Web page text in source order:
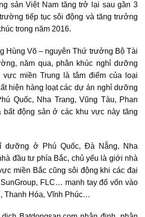
sản Việt Nam tăng trở lại sau gần 3
tiếp tục sôi động và tăng trưởng
trong năm 2016.
Hùng Võ – nguyên Thứ trưởng Bộ Tài
năm qua, phân khúc nghỉ dưỡng
vực miền Trung là tâm điểm của loại
hiện hàng loạt các dự án nghỉ dưỡng
Quốc, Nha Trang, Vũng Tàu, Phan
động sản ở các khu vực này tăng
dưỡng ở Phú Quốc, Đà Nẵng, Nha
đầu tư phía Bắc, chủ yếu là giới nhà
miền Bắc cũng sôi động khi các đại
FLC… mạnh tay đổ vốn vào
Thanh Hóa, Vĩnh Phúc…